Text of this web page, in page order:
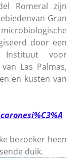
Romeral zijn
Gran
door een
voor
Las Palmas,
en kusten van
bezoeker heen
duik.